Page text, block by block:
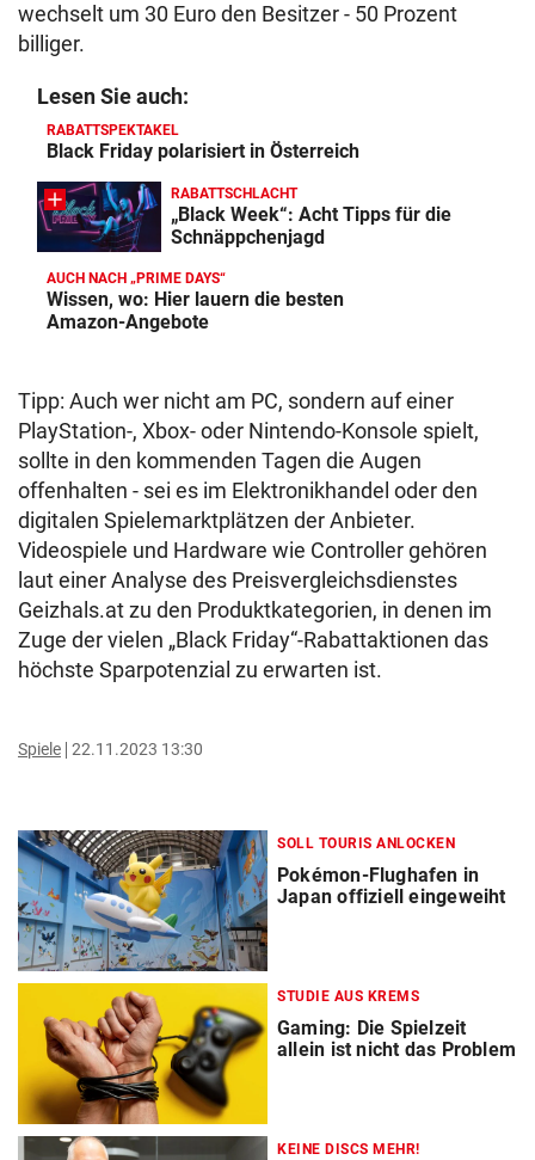
wechselt um 30 Euro den Besitzer - 50 Prozent
billiger.
Lesen Sie auch:
RABATTSPEKTAKEL
Black Friday polarisiert in Österreich
RABATTSCHLACHT
„Black Week“: Acht Tipps für die
Schnäppchenjagd
AUCH NACH „PRIME DAYS“
Wissen, wo: Hier lauern die besten
Amazon-Angebote
Tipp: Auch wer nicht am PC, sondern auf einer
PlayStation-, Xbox- oder Nintendo-Konsole spielt,
sollte in den kommenden Tagen die Augen
offenhalten - sei es im Elektronikhandel oder den
digitalen Spielemarktplätzen der Anbieter.
Videospiele und Hardware wie Controller gehören
laut einer Analyse des Preisvergleichsdienstes
Geizhals.at zu den Produktkategorien, in denen im
Zuge der vielen „Black Friday“-Rabattaktionen das
höchste Sparpotenzial zu erwarten ist.
Spiele 22.11.2023 13:30
SOLL TOURIS ANLOCKEN
Pokémon-Flughafen in
Japan offiziell eingeweiht
STUDIE AUS KREMS
Gaming: Die Spielzeit
allein ist nicht das Problem
KEINE DISCS MEHR!